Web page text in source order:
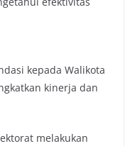
kepada Walikota
kinerja dan
melakukan